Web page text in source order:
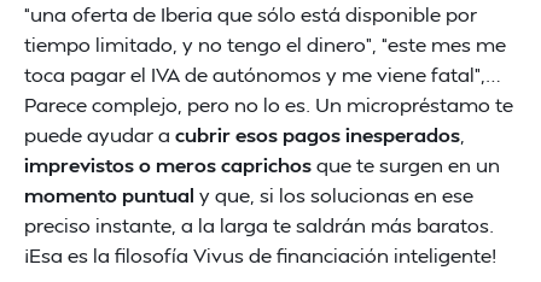
“una oferta de Iberia que sólo está disponible por
tiempo limitado, y no tengo el dinero”, “este mes me
toca pagar el IVA de autónomos y me viene fatal”,…
Parece complejo, pero no lo es. Un micropréstamo te
puede ayudar a cubrir esos pagos inesperados
imprevistos o meros caprichosque te surgen en un
momento puntual y que, si los solucionas en ese
preciso instante, a la larga te saldrán más baratos.
¡Esa es la filosofía Vivus de financiación inteligente!